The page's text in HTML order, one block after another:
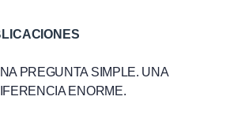
PREGUNTA SIMPLE. UNA
ENORME.